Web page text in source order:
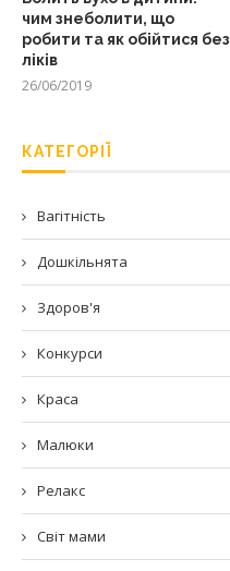
чим знеболити, що
робити та як обійтися без
ліків
26/06/2019
КАТЕГОРІЇ
Вагітність
Дошкільнята
Здоров'я
Конкурси
Краса
Малюки
Релакс
Світ мами